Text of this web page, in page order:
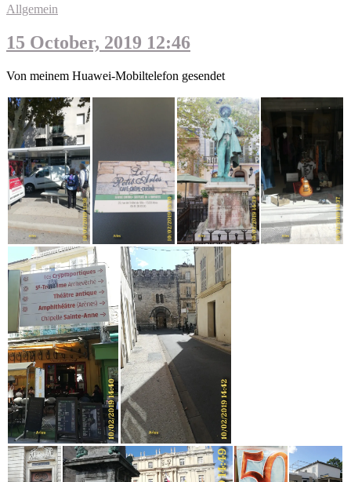
Allgemein
15 October, 2019 12:46
Von meinem Huawei-Mobiltelefon gesendet